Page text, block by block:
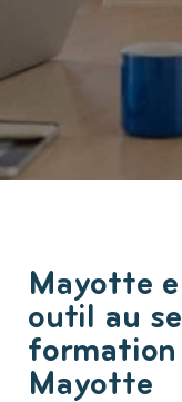
Mayotte
outil au
formation
Mayotte